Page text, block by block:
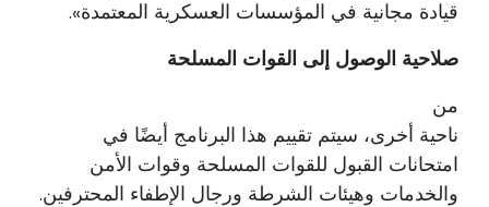
قيادة مجانية في المؤسسات العسكرية المعتمدة».
صلاحية الوصول إلى القوات المسلحة
من
ناحية أخرى، سيتم تقييم هذا البرنامج أيضًا في
امتحانات القبول للقوات المسلحة وقوات الأمن
والخدمات وهيئات الشرطة ورجال الإطفاء المحترفين.